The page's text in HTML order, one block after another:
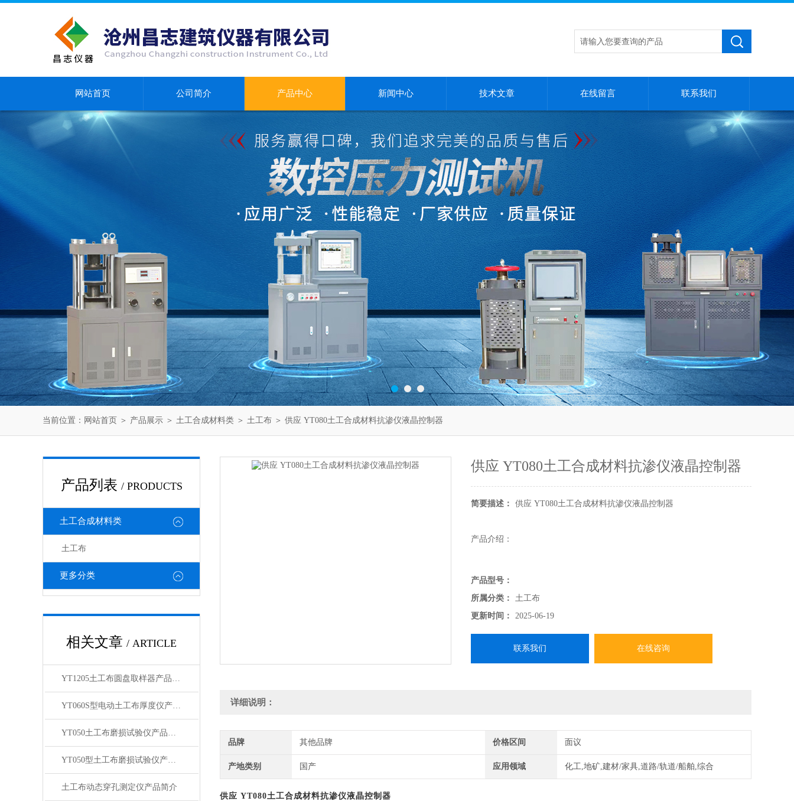
网站首页 公司简介 产品中心 新闻中心 技术文章 在线留言 联系我们
当前位置： 网站首页 ＞ 产品展示 ＞ 土工合成材料类 ＞ 土工布 ＞ 供应 YT080土工合成材料抗渗仪液晶控制器
产品列表 / PRODUCTS
土工合成材料类
土工布
更多分类
相关文章 / ARTICLE
YT1205土工布圆盘取样器产品展示
YT060S型电动土工布厚度仪产品展示
YT050土工布磨损试验仪产品展示
YT050型土工布磨损试验仪产品展示
土工布动态穿孔测定仪产品简介
供应 YT080土工合成材料抗渗仪液晶控制器
简要描述： 供应 YT080土工合成材料抗渗仪液晶控制器
产品介绍：
本仪器依据SL/T235-1999、JTGE50-2006、GB/T19979.1—2005土工合成材料
防渗性能，耐静水压，GB/T19979.2—2006土工合成材料防渗性能，渗透系数
的国家标准研发设计。适用于各类土工材料的防渗性及渗透系数的测量，性
产品型号：
所属分类：
土工布
更新时间：
2025-06-19
联系我们 在线咨询
详细说明：
品牌 其他品牌 价格区间 面议
产地类别 国产 应用领域 化工,地矿,建材/家具,道路/轨道/船舶,综合
供应 YT080土工合成材料抗渗仪液晶控制器